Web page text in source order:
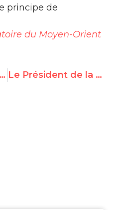
principe de
du Moyen-Orient
Un éminent professeur de droit international dénonce la partialité, "flagrante", de William Schabas de l'ONU Le Président de la Confédération suisse répond au pourvoi des transfuge de Corée du Nord : les comptes bancaires du régime ne seront pas gelés à moins que l'ONU ne le demande